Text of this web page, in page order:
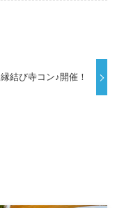
縁結び寺コン♪開催！